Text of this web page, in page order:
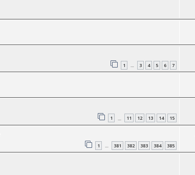
1 … 3 4 5 6 7
1 … 11 12 13 14 15
1 … 381 382 383 384 385